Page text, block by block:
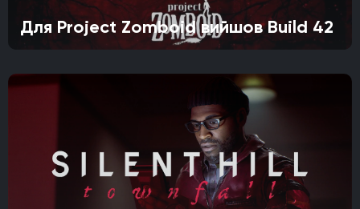
Для Project Zomboid вийшов Build 42